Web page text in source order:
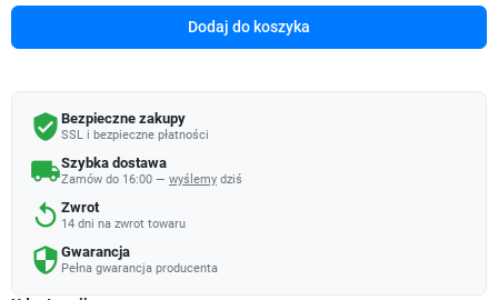
Dodaj do koszyka
verified_user Bezpieczne zakupy
SSL i bezpieczne płatności
local_shippingSzybka dostawa
Zamów do 16:00 — wyślemy dziś
replay Zwrot
14 dni na zwrot towaru
security Gwarancja
Pełna gwarancja producenta